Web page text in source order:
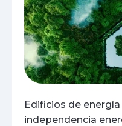
Edificios de
independencia